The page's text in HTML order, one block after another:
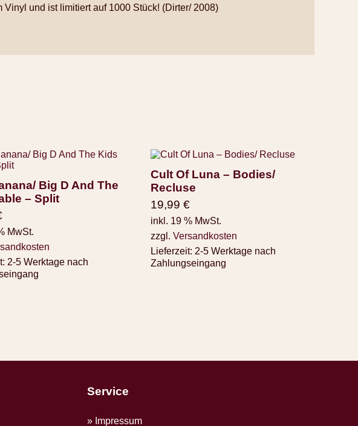
und ist limitiert auf 1000 Stück! (Dirter/ 2008)
Big D And The
– Split
MwSt.
2-5 Werktage nach
Cult Of Luna – Bodies/
Recluse
19,99 €
inkl. 19 % MwSt.
zzgl. Versandkosten
Lieferzeit: 2-5 Werktage nach
Zahlungseingang
Service
Impressum